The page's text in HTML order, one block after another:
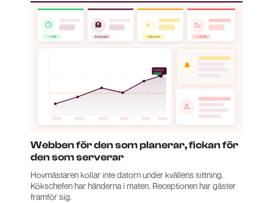
Webben för den som planerar, fickan för
den som serverar
Hovmästaren kollar inte datorn under kvällens sittning.
Kökschefen har händerna i maten. Receptionen har gäster
framför sig.